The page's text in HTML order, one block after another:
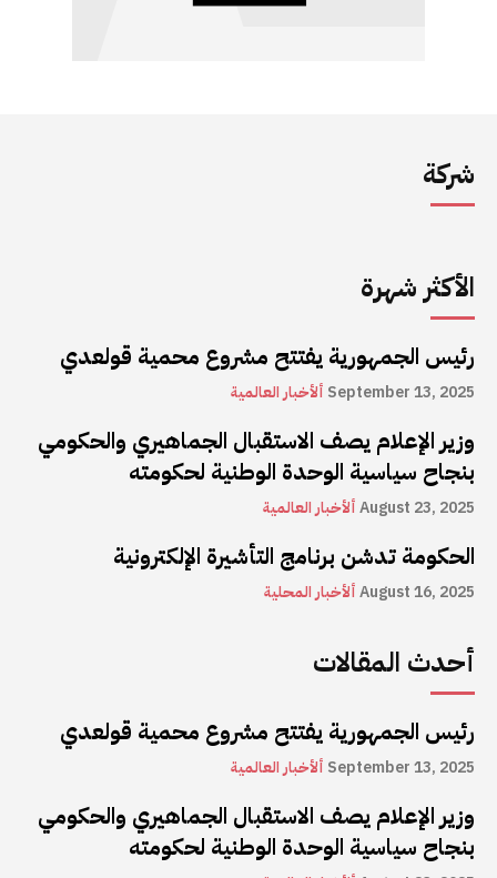
شركة
الأكثر شهرة
رئيس الجمهورية يفتتح مشروع محمية قولعدي
ألأخبار العالمية September 13, 2025
وزير الإعلام يصف الاستقبال الجماهيري والحكومي
بنجاح سياسية الوحدة الوطنية لحكومته
ألأخبار العالميةAugust 23, 2025
الحكومة تدشن برنامج التأشيرة الإلكترونية
ألأخبار المحليةAugust 16, 2025
أحدث المقالات
رئيس الجمهورية يفتتح مشروع محمية قولعدي
ألأخبار العالمية September 13, 2025
وزير الإعلام يصف الاستقبال الجماهيري والحكومي
بنجاح سياسية الوحدة الوطنية لحكومته